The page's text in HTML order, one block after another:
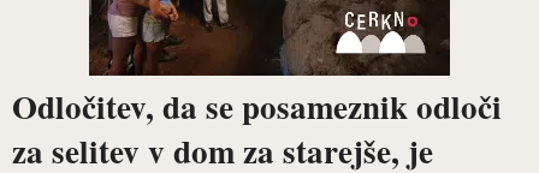
Odločitev, da se posameznik odloči
za selitev v dom za starejše, je